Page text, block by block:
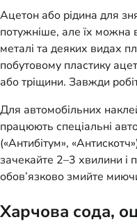
Ацетон або рідина для
потужніше, але їх можна
металі та деяких видах
побутовому пластику
або тріщини. Завжди
Для автомобільних
працюють спеціальні
(«Антибітум»,
зачекайте 2–3 хвилини і
обов’язково змийте
Харчова сода,